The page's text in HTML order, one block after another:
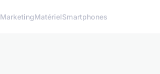
MarketingMatérielSmartphones